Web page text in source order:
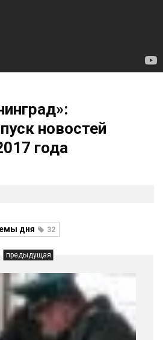
новостей
года
дня 32
предыдущая